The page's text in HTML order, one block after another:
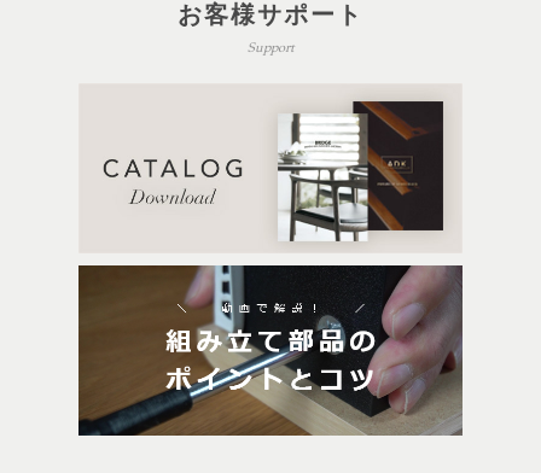
お客様サポート
Support